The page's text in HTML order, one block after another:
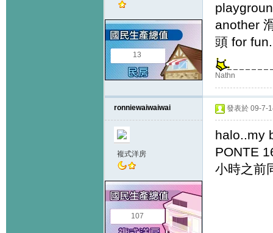
13
another
頭 for
Nathn
ronniewaiwaiwai
複式洋房
107
發表於 09-7-
halo..my
PONTE
小時之前